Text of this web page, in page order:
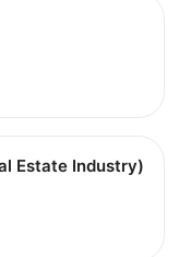
Estate Industry)